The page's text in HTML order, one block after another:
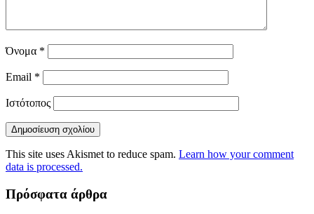
Όνομα *
Email *
Ιστότοπος
This site uses Akismet to reduce spam. Learn how your comment
data is processed.
Πρόσφατα άρθρα